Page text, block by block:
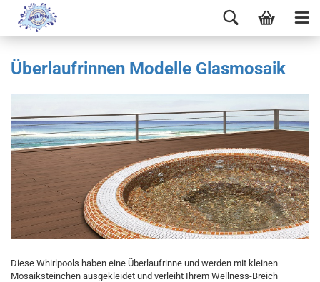
Überlaufrinnen Modelle Glasmosaik
Diese Whirlpools haben eine Überlaufrinne und werden mit kleinen
Mosaiksteinchen ausgekleidet und verleiht Ihrem Wellness-Breich